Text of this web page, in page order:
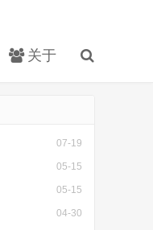
关于
07-19
05-15
05-15
04-30